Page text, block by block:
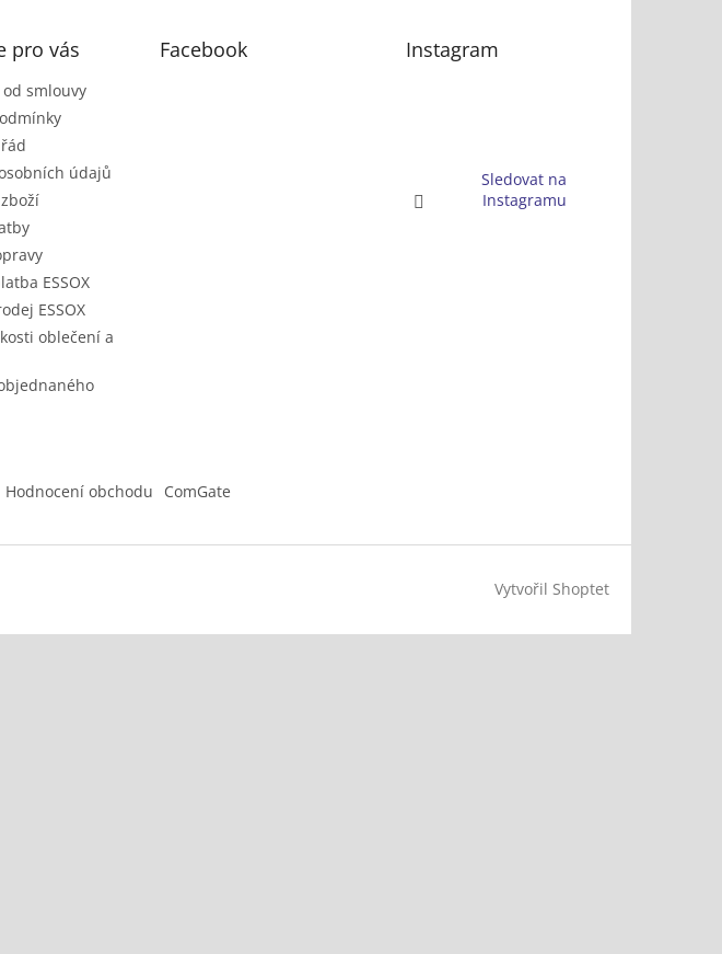
pro vás
smlouvy
údajů
ESSOX
ESSOX
oblečení a
Facebook Instagram
Sledovat na
Instagramu
Hodnocení obchodu ComGate
Vytvořil Shoptet